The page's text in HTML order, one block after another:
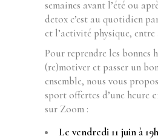
semaines avant l’été ou
detox c’est au quotidien
et l’activité physique, entre
Pour reprendre les bonnes
(re)motiver et passer un
ensemble, nous vous
sport offertes d’une heure
sur Zoom :
Le vendredi 11 juin à